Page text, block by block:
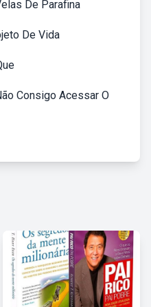
De Parafina
De Vida
Consigo Acessar O